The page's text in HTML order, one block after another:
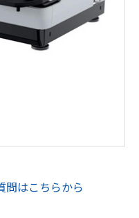
問はこちらから